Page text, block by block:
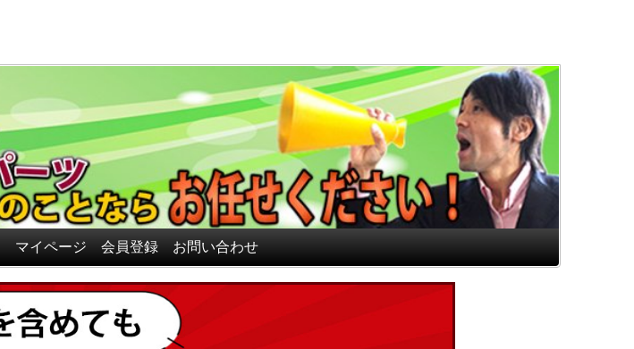
マイページ 会員登録 お問い合わせ